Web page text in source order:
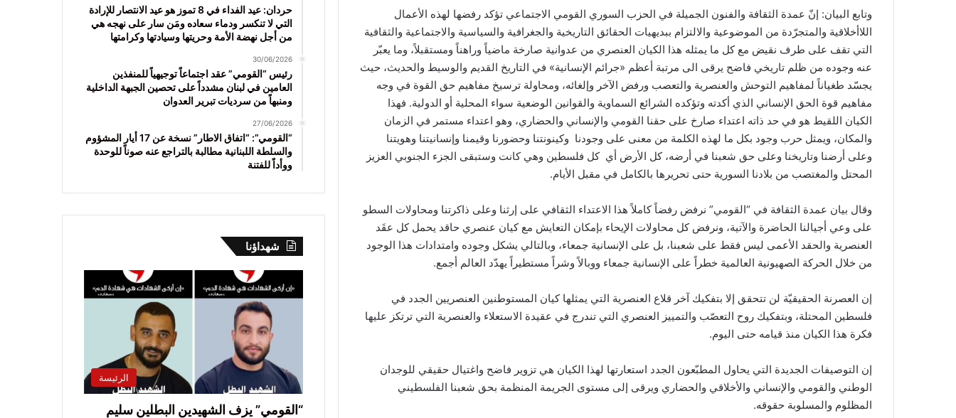
وتابع البيان: إنّ عمدة الثقافة والفنون الجميلة في الحزب السوري القومي الاجتماعي تؤكد رفضها لهذه الأعمال
اللاأخلاقية والمتجرّدة من الموضوعية والالتزام ببديهيات الحقائق التاريخية والجغرافية والسياسية والاجتماعية والثقافية
التي تقف على طرف نقيض مع كل ما يمثله هذا الكيان العنصري من عدوانية صارخة ماضياً وراهناً ومستقبلاً، وما يعبّر
عنه وجوده من ظلم تاريخي فاضح يرقى الى مرتبة أعظم «جرائم الإنسانية» في التاريخ القديم والوسيط والحديث، حيث
يجسّد طغياناً لمفاهيم التوحش والعنصرية والتعصب ورفض الآخر وإلغائه، ومحاولة ترسيخ مفاهيم حق القوة في وجه
مفاهيم قوة الحق الإنساني الذي أكدته وتؤكده الشرائع السماوية والقوانين الوضعية سواء المحلية أو الدولية. فهذا
الكيان اللقيط هو في حد ذاته اعتداء صارخ على حقنا القومي والإنساني والحضاري، وهو اعتداء مستمر في الزمان
والمكان، ويمثل حرب وجود بكل ما لهذه الكلمة من معنى على وجودنا وكينونتنا وحضورنا وقيمنا وإنسانيتنا وهويتنا
وعلى أرضنا وتاريخنا وعلى حق شعبنا في أرضه، كل الأرض أي كل فلسطين وهي كانت وستبقى الجزء الجنوبي العزيز
المحتل والمغتصب من بلادنا السورية حتى تحريرها بالكامل في مقبل الأيام.
وقال بيان عمدة الثقافة في “القومي” نرفض رفضاً كاملاً هذا الاعتداء الثقافي على إرثنا وعلى ذاكرتنا ومحاولات السطو
على وعي أجيالنا الحاضرة والآتية، ونرفض كل محاولات الإيحاء بإمكان التعايش مع كيان عنصري حاقد يحمل كل عقَد
العنصرية والحقد الأعمى ليس فقط على شعبنا، بل على الإنسانية جمعاء، وبالتالي يشكل وجوده وامتدادات هذا الوجود
من خلال الحركة الصهيونية العالمية خطراً على الإنسانية جمعاء ووبالاً وشراً مستطيراً يهدّد العالم أجمع.
إن العصرنة الحقيقيّة لن تتحقق إلا بتفكيك آخر قلاع العنصرية التي يمثلها كيان المستوطنين العنصريين الجدد في
فلسطين المحتلة، وبتفكيك روح التعصّب والتمييز العنصري التي تندرج في عقيدة الاستعلاء والعنصرية التي ترتكز عليها
فكرة هذا الكيان منذ قيامه حتى اليوم.
إن التوصيفات الجديدة التي يحاول المطبّعون الجدد استعارتها لهذا الكيان هي تزوير فاضح واغتيال حقيقي للوجدان
الوطني والقومي والإنساني والأخلاقي والحضاري ويرقى إلى مستوى الجريمة المنظمة بحق شعبنا الفلسطيني
المظلوم والمسلوبة حقوقه.
حردان: عيد الفداء في 8 تموز هو عيد الانتصار للإرادة
التي لا تنكسر ودماء سعاده ومَن سار على نهجه هي
من أجل نهضة الأمة وحريتها وسيادتها وكرامتها
30/06/2026
رئيس “القومي” عقد اجتماعاً توجيهياً للمنفذين
العامين في لبنان مشدداً على تحصين الجبهة الداخلية
ومنبهاً من سرديات تبرير العدوان
27/06/2026
“القومي”: “اتفاق الاطار” نسخة عن 17 أيار المشؤوم
والسلطة اللبنانية مطالبة بالتراجع عنه صوناً للوحدة
ووأداً للفتنة
شهداؤنا
الرئيسة
“القومي” يزف الشهيدين البطلين سليم